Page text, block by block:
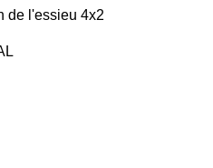
de l'essieu 4x2